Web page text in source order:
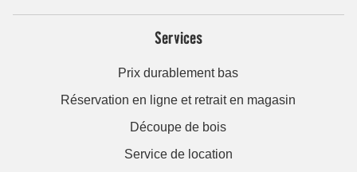
Services
Prix durablement bas
Réservation en ligne et retrait en magasin
Découpe de bois
Service de location